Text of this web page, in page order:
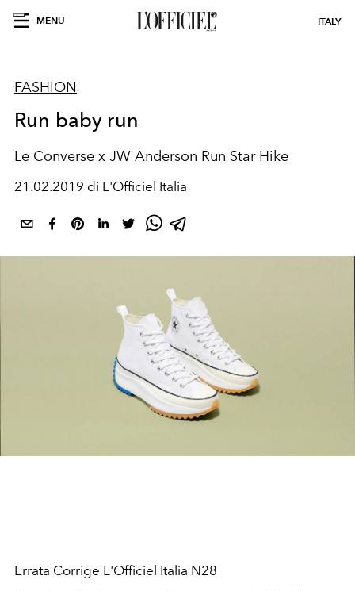
MENU ITALY
FASHION
Run baby run
Le Converse x JW Anderson Run Star Hike
21.02.2019 di L'Officiel Italia
Errata Corrige L'Officiel Italia N28